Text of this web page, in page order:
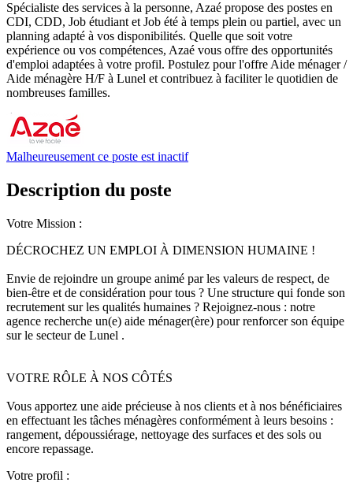
Spécialiste des services à la personne, Azaé propose des postes en
CDI, CDD, Job étudiant et Job été à temps plein ou partiel, avec un
planning adapté à vos disponibilités. Quelle que soit votre
expérience ou vos compétences, Azaé vous offre des opportunités
d'emploi adaptées à votre profil. Postulez pour l'offre Aide ménager /
Aide ménagère H/F à Lunel et contribuez à faciliter le quotidien de
nombreuses familles.
Malheureusement ce poste est inactif
Description du poste
Votre Mission :
DÉCROCHEZ UN EMPLOI À DIMENSION HUMAINE !
Envie de rejoindre un groupe animé par les valeurs de respect, de
bien-être et de considération pour tous ? Une structure qui fonde son
recrutement sur les qualités humaines ? Rejoignez-nous : notre
agence recherche un(e) aide ménager(ère) pour renforcer son équipe
sur le secteur de Lunel .
VOTRE RÔLE À NOS CÔTÉS
Vous apportez une aide précieuse à nos clients et à nos bénéficiaires
en effectuant les tâches ménagères conformément à leurs besoins :
rangement, dépoussiérage, nettoyage des surfaces et des sols ou
encore repassage.
Votre profil :